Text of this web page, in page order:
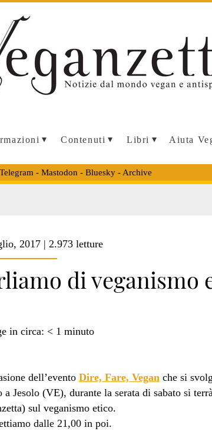
Contenuti Libri Aiuta
Telegram - Mastodon - Bluesky- Archive
2017 | 2.973 letture
di veganismo
in circa: < 1 minuto
dell’evento Dire, Fare, Veganche si
a Jesolo (VE), durante la serata di sabato si
sul veganismo etico.
dalle 21,00 in poi.